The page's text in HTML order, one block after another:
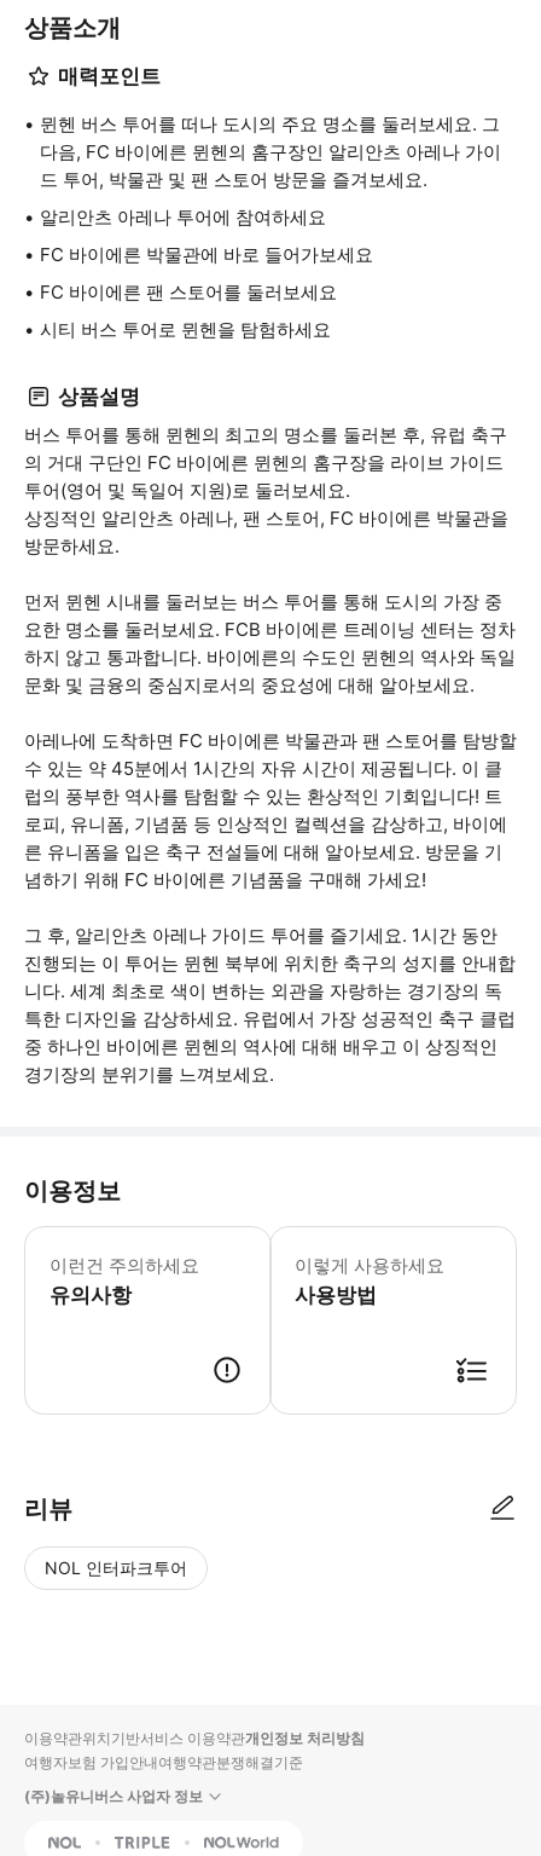
상품소개
매력포인트
뮌헨 버스 투어를 떠나 도시의 주요 명소를 둘러보세요. 그
다음, FC 바이에른 뮌헨의 홈구장인 알리안츠 아레나 가이
드 투어, 박물관 및 팬 스토어 방문을 즐겨보세요.
알리안츠 아레나 투어에 참여하세요
FC 바이에른 박물관에 바로 들어가보세요
FC 바이에른 팬 스토어를 둘러보세요
시티 버스 투어로 뮌헨을 탐험하세요
상품설명
버스 투어를 통해 뮌헨의 최고의 명소를 둘러본 후, 유럽 축구
의 거대 구단인 FC 바이에른 뮌헨의 홈구장을 라이브 가이드
투어(영어 및 독일어 지원)로 둘러보세요.
상징적인 알리안츠 아레나, 팬 스토어, FC 바이에른 박물관을
방문하세요.
먼저 뮌헨 시내를 둘러보는 버스 투어를 통해 도시의 가장 중
요한 명소를 둘러보세요. FCB 바이에른 트레이닝 센터는 정차
하지 않고 통과합니다. 바이에른의 수도인 뮌헨의 역사와 독일
문화 및 금융의 중심지로서의 중요성에 대해 알아보세요.
아레나에 도착하면 FC 바이에른 박물관과 팬 스토어를 탐방할
수 있는 약 45분에서 1시간의 자유 시간이 제공됩니다. 이 클
럽의 풍부한 역사를 탐험할 수 있는 환상적인 기회입니다! 트
로피, 유니폼, 기념품 등 인상적인 컬렉션을 감상하고, 바이에
른 유니폼을 입은 축구 전설들에 대해 알아보세요. 방문을 기
념하기 위해 FC 바이에른 기념품을 구매해 가세요!
그 후, 알리안츠 아레나 가이드 투어를 즐기세요. 1시간 동안
진행되는 이 투어는 뮌헨 북부에 위치한 축구의 성지를 안내합
니다. 세계 최초로 색이 변하는 외관을 자랑하는 경기장의 독
특한 디자인을 감상하세요. 유럽에서 가장 성공적인 축구 클럽
중 하나인 바이에른 뮌헨의 역사에 대해 배우고 이 상징적인
경기장의 분위기를 느껴보세요.
이용정보
이런건 주의하세요
유의사항
이 투어는 휠체어 이용자와 유모차 이
이렇게 사용하세요
사용방법
리뷰
NOL 인터파크투어
입니
다.
순
상
이용약관위치기반서비스 이용약관개인정보 처리방침
여행자보험 가입안내여행약관분쟁해결기준
(주)놀유니버스 사업자 정보
NOL Triple Interpark Global